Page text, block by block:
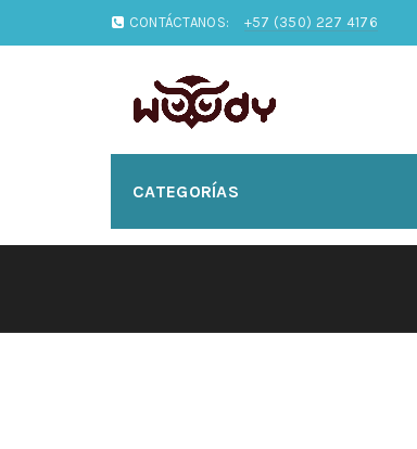
CONTÁCTANOS: +57 (350) 227 4176
CATEGORÍAS